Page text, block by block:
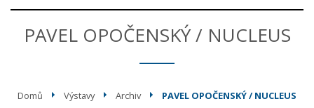
PAVEL OPOČENSKÝ / NUCLEUS
Domů Výstavy Archiv PAVEL OPOČENSKÝ / NUCLEUS